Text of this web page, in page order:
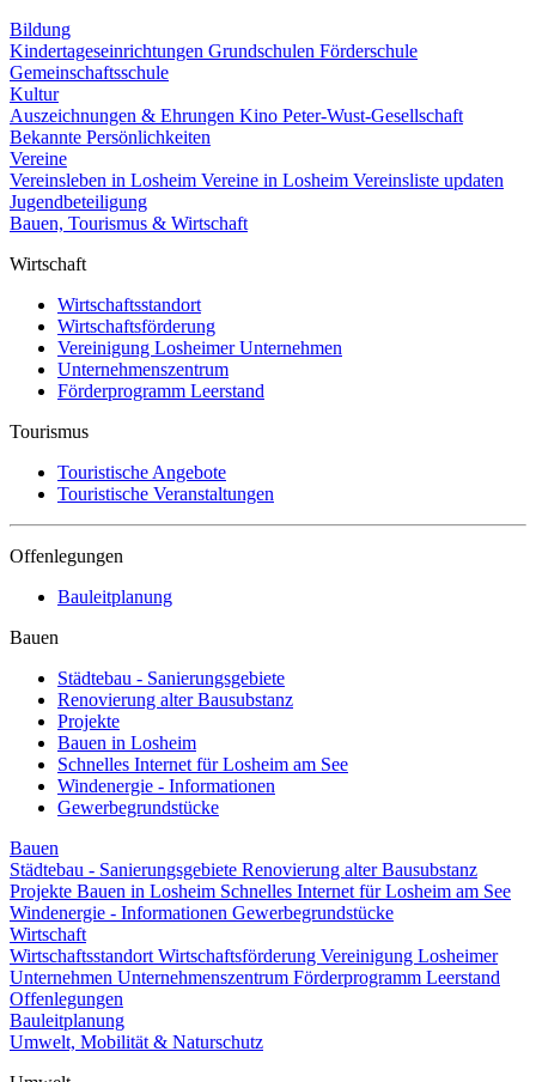
Bildung
Kindertageseinrichtungen Grundschulen Förderschule
Gemeinschaftsschule
Kultur
Auszeichnungen & Ehrungen Kino Peter-Wust-Gesellschaft
Bekannte Persönlichkeiten
Vereine
Vereinsleben in Losheim Vereine in Losheim Vereinsliste updaten
Jugendbeteiligung
Bauen, Tourismus & Wirtschaft
Wirtschaft
Wirtschaftsstandort
Wirtschaftsförderung
Vereinigung Losheimer Unternehmen
Unternehmenszentrum
Förderprogramm Leerstand
Tourismus
Touristische Angebote
Touristische Veranstaltungen
Offenlegungen
Bauleitplanung
Bauen
Städtebau - Sanierungsgebiete
Renovierung alter Bausubstanz
Projekte
Bauen in Losheim
Schnelles Internet für Losheim am See
Windenergie - Informationen
Gewerbegrundstücke
Bauen
Städtebau - Sanierungsgebiete Renovierung alter Bausubstanz
Projekte Bauen in Losheim Schnelles Internet für Losheim am See
Windenergie - Informationen Gewerbegrundstücke
Wirtschaft
Wirtschaftsstandort Wirtschaftsförderung Vereinigung Losheimer
Unternehmen Unternehmenszentrum Förderprogramm Leerstand
Offenlegungen
Bauleitplanung
Umwelt, Mobilität & Naturschutz